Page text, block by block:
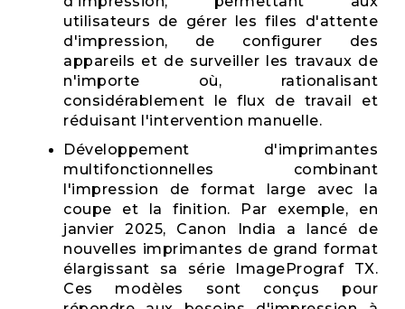
utilisateurs de gérer les files d'attente
d'impression, de configurer des
appareils et de surveiller les travaux de
n'importe où, rationalisant
considérablement le flux de travail et
réduisant l'intervention manuelle.
Développement d'imprimantes
multifonctionnelles combinant
l'impression de format large avec la
coupe et la finition. Par exemple, en
janvier 2025, Canon India a lancé de
nouvelles imprimantes de grand format
élargissant sa série ImagePrograf TX.
Ces modèles sont conçus pour